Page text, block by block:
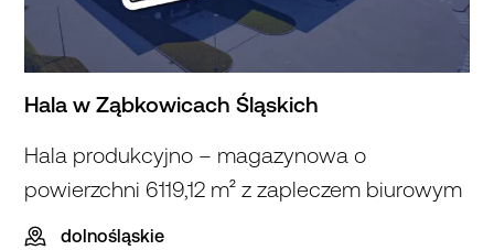
Hala w Ząbkowicach Śląskich
Hala produkcyjno – magazynowa o
powierzchni 6119,12 m² z zapleczem biurowym
dolnośląskie